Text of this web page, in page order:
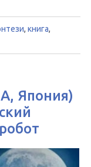
, книга,
Япония)